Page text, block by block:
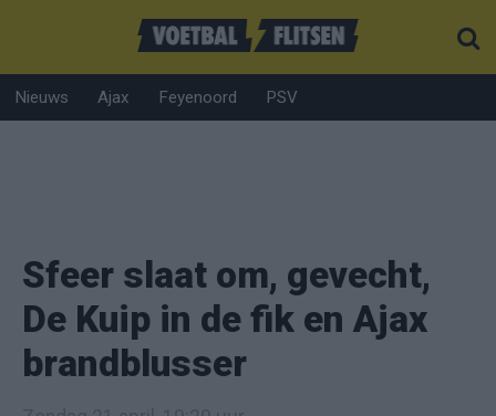
Nieuws Ajax Feyenoord PSV
Sfeer slaat om, gevecht,
De Kuip in de fik en Ajax
brandblusser